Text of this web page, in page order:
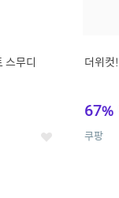
스무디
좋
더위컷
67%
쿠팡